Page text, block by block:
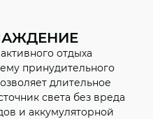
отдыха
принудительного
длительное
света без вреда
и аккумуляторной